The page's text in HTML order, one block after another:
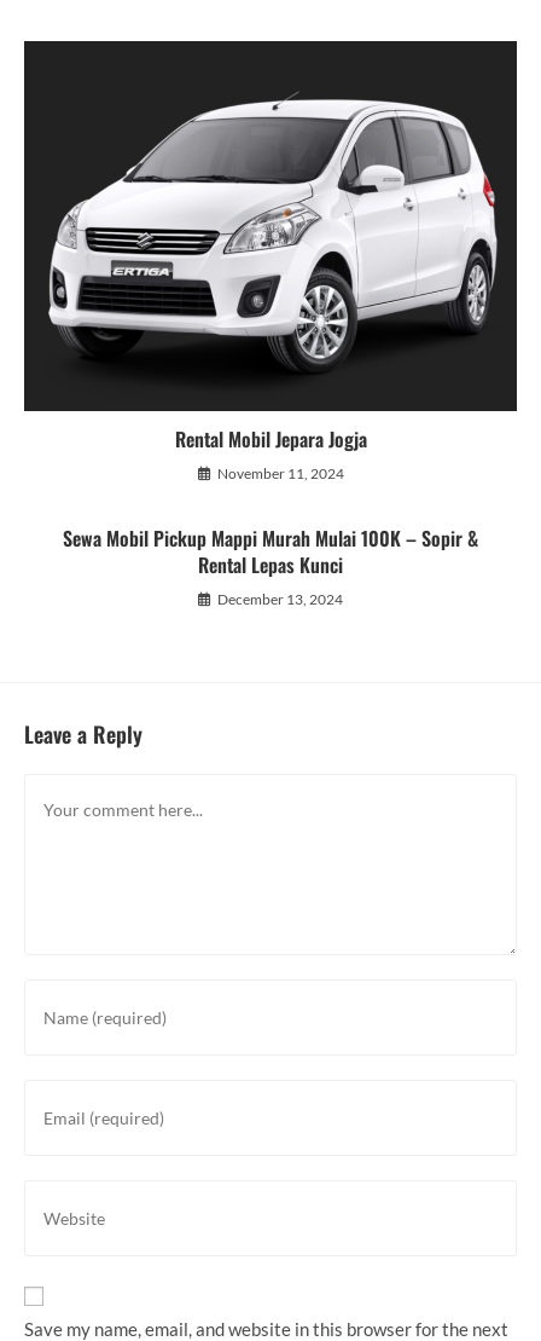
Rental Mobil Jepara Jogja
November 11, 2024
Sewa Mobil Pickup Mappi Murah Mulai 100K – Sopir &
Rental Lepas Kunci
December 13, 2024
Leave a Reply
your
username
your
your
URL
Save my name, email, and website in this browser for the next